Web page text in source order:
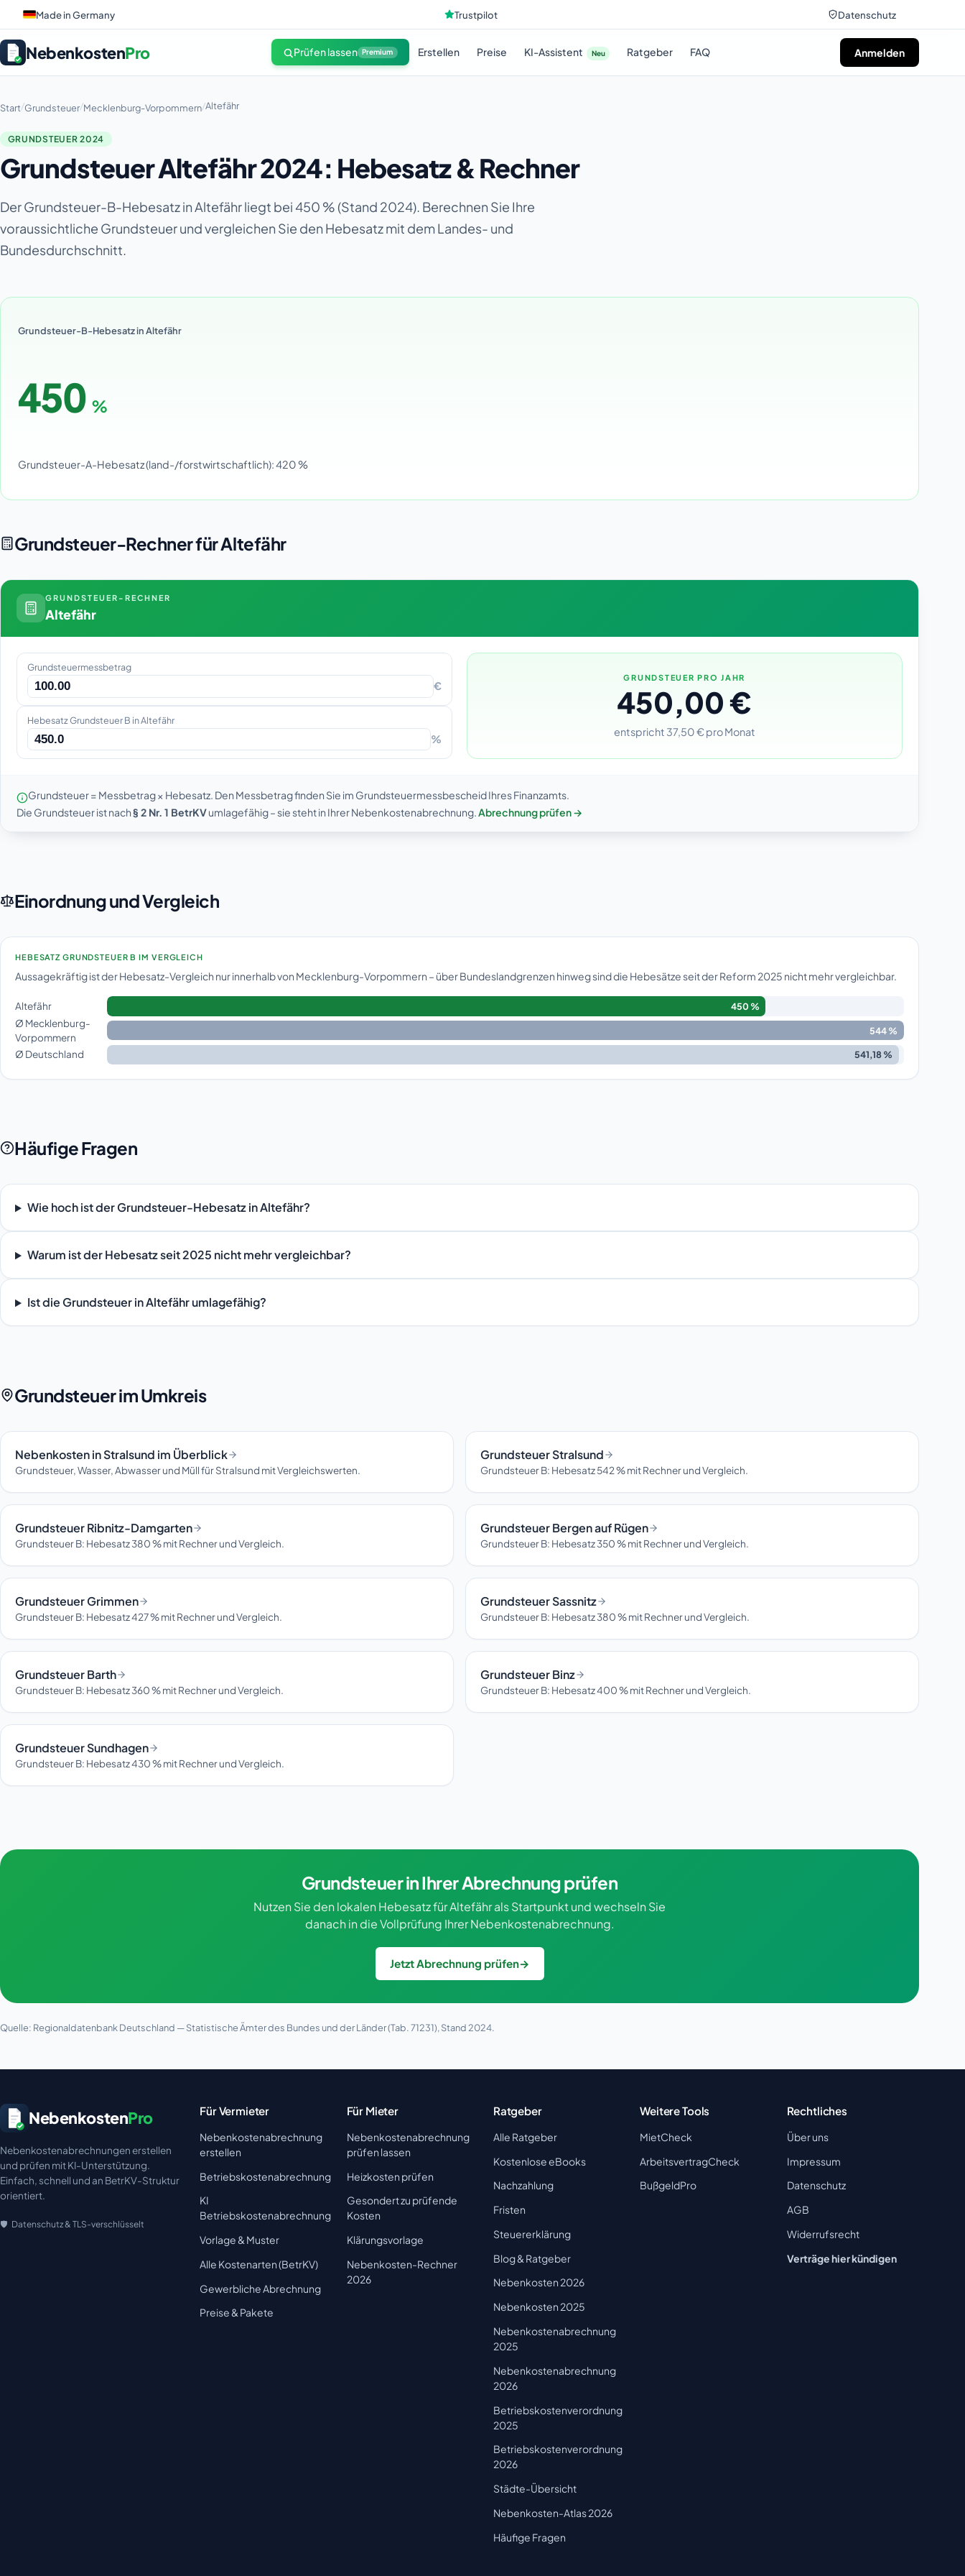
Made in Germany Trustpilot Datenschutz
NebenkostenPro Prüfen lassen Premium Erstellen Preise KI-Assistent Neu Ratgeber FAQ Anmelden
Start/Grundsteuer/Mecklenburg-Vorpommern/Altefähr
GRUNDSTEUER 2024
Grundsteuer Altefähr 2024: Hebesatz & Rechner
Der Grundsteuer-B-Hebesatz in Altefähr liegt bei 450 % (Stand 2024). Berechnen Sie Ihre
voraussichtliche Grundsteuer und vergleichen Sie den Hebesatz mit dem Landes- und
Bundesdurchschnitt.
Grundsteuer-B-Hebesatz in Altefähr
450 %
Grundsteuer-A-Hebesatz (land-/forstwirtschaftlich): 420 %
Grundsteuer-Rechner für Altefähr
GRUNDSTEUER-RECHNER
Altefähr
Grundsteuermessbetrag
€
Hebesatz Grundsteuer B in Altefähr
%
GRUNDSTEUER PRO JAHR
450,00 €
entspricht 37,50 € pro Monat
Grundsteuer = Messbetrag × Hebesatz. Den Messbetrag finden Sie im Grundsteuermessbescheid Ihres Finanzamts.
Die Grundsteuer ist nach§ 2 Nr. 1 BetrKVumlagefähig – sie steht in Ihrer Nebenkostenabrechnung.Abrechnung prüfen →
Einordnung und Vergleich
HEBESATZ GRUNDSTEUER B IM VERGLEICH
Aussagekräftig ist der Hebesatz-Vergleich nur innerhalb von Mecklenburg-Vorpommern – über Bundeslandgrenzen hinweg sind die Hebesätze seit der Reform 2025 nicht mehr vergleichbar.
Altefähr 450 %
Ø Mecklenburg-
Vorpommern
544 %
Ø Deutschland 541,18 %
Häufige Fragen
Wie hoch ist der Grundsteuer-Hebesatz in Altefähr?
Warum ist der Hebesatz seit 2025 nicht mehr vergleichbar?
Ist die Grundsteuer in Altefähr umlagefähig?
Grundsteuer im Umkreis
Nebenkosten in Stralsund im Überblick
Grundsteuer, Wasser, Abwasser und Müll für Stralsund mit Vergleichswerten.
Grundsteuer Stralsund
Grundsteuer B: Hebesatz 542 % mit Rechner und Vergleich.
Grundsteuer Ribnitz-Damgarten
Grundsteuer B: Hebesatz 380 % mit Rechner und Vergleich.
Grundsteuer Bergen auf Rügen
Grundsteuer B: Hebesatz 350 % mit Rechner und Vergleich.
Grundsteuer Grimmen
Grundsteuer B: Hebesatz 427 % mit Rechner und Vergleich.
Grundsteuer Sassnitz
Grundsteuer B: Hebesatz 380 % mit Rechner und Vergleich.
Grundsteuer Barth
Grundsteuer B: Hebesatz 360 % mit Rechner und Vergleich.
Grundsteuer Binz
Grundsteuer B: Hebesatz 400 % mit Rechner und Vergleich.
Grundsteuer Sundhagen
Grundsteuer B: Hebesatz 430 % mit Rechner und Vergleich.
Grundsteuer in Ihrer Abrechnung prüfen
Nutzen Sie den lokalen Hebesatz für Altefähr als Startpunkt und wechseln Sie
danach in die Vollprüfung Ihrer Nebenkostenabrechnung.
Jetzt Abrechnung prüfen→
Quelle: Regionaldatenbank Deutschland — Statistische Ämter des Bundes und der Länder (Tab. 71231), Stand 2024.
NebenkostenPro
Nebenkostenabrechnungen erstellen
und prüfen mit KI-Unterstützung.
Einfach, schnell und an BetrKV-Struktur
orientiert.
Datenschutz & TLS-verschlüsselt
Für Vermieter
Nebenkostenabrechnung
erstellen
Betriebskostenabrechnung
KI
Betriebskostenabrechnung
Vorlage & Muster
Alle Kostenarten (BetrKV)
Gewerbliche Abrechnung
Preise & Pakete
Für Mieter
Nebenkostenabrechnung
prüfen lassen
Heizkosten prüfen
Gesondert zu prüfende
Kosten
Klärungsvorlage
Nebenkosten-Rechner
2026
Ratgeber
Alle Ratgeber
Kostenlose eBooks
Nachzahlung
Fristen
Steuererklärung
Blog & Ratgeber
Nebenkosten 2026
Nebenkosten 2025
Nebenkostenabrechnung
2025
Nebenkostenabrechnung
2026
Betriebskostenverordnung
2025
Betriebskostenverordnung
2026
Städte-Übersicht
Nebenkosten-Atlas 2026
Häufige Fragen
Weitere Tools
MietCheck
ArbeitsvertragCheck
BußgeldPro
Rechtliches
Über uns
Impressum
Datenschutz
AGB
Widerrufsrecht
Verträge hier kündigen